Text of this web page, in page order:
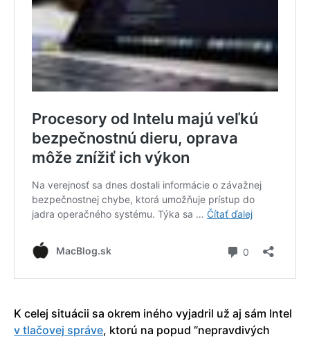
K celej situácii sa okrem iného vyjadril už aj sám Intel
v tlačovej správe, ktorú na popud “nepravdivých